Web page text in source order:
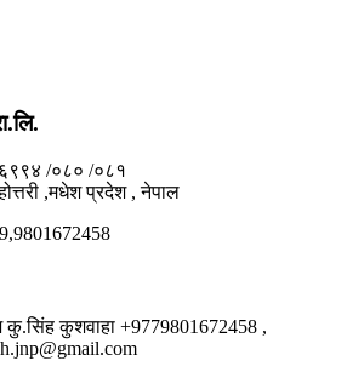
/०८० /०८१
,मधेश प्रदेश , नेपाल
कुशवाहा +9779801672458 ,